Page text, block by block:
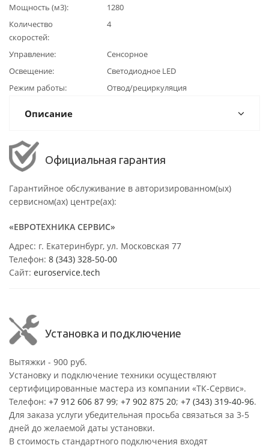
Мощность (м3)
1280
Количество
скоростей
4
Управление
Сенсорное
Освещение
Светодиодное LED
Режим работы
Отвод/рециркуляция
Описание
Официальная гарантия
Гарантийное обслуживание в авторизированном(ых)
сервисном(ах) центре(ах):
«ЕВРОТЕХНИКА СЕРВИС»
Адрес: г. Екатеринбург, ул. Московская 77
Телефон: 8 (343) 328-50-00
Сайт: euroservice.tech
Установка и подключение
Вытяжки - 900 руб.
Установку и подключение техники осуществляют
сертифицированные мастера из компании «ТК-Сервис».
Телефон: +7 912 606 87 99; +7 902 875 20; +7 (343) 319-40-96.
Для заказа услуги убедительная просьба связаться за 3-5
дней до желаемой даты установки.
В стоимость стандартного подключения входят